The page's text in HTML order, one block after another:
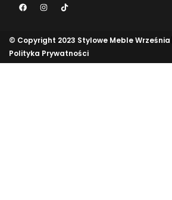
© Copyright 2023 Stylowe Meble Września |
Polityka Prywatności